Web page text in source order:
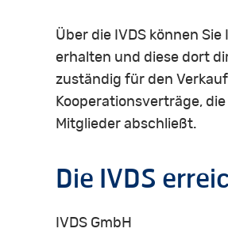
Über die IVDS können
erhalten und diese dort
zuständig für den
Kooperationsverträge,
Mitglieder abschließt.
Die IVDS
IVDS GmbH